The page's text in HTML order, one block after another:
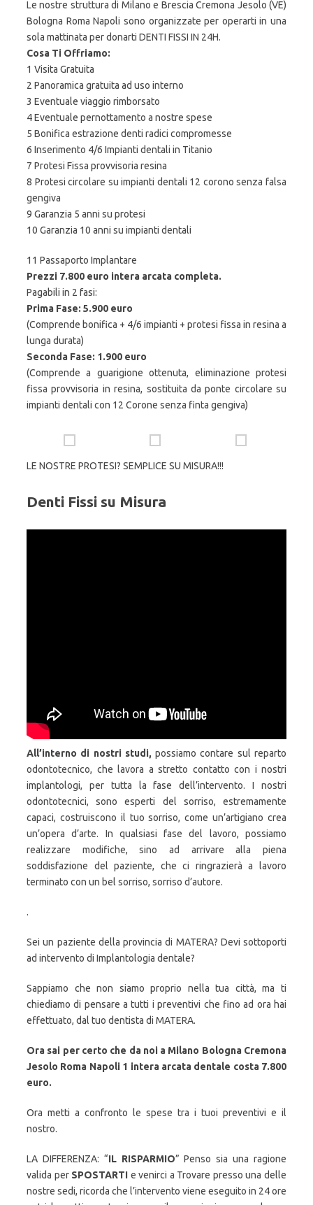
Le nostre struttura di Milano e Brescia Cremona Jesolo (VE)
Bologna Roma Napoli sono organizzate per operarti in una
sola mattinata per donarti DENTI FISSI IN 24H.
Cosa Ti Offriamo:
1 Visita Gratuita
2 Panoramica gratuita ad uso interno
3 Eventuale viaggio rimborsato
4 Eventuale pernottamento a nostre spese
5 Bonifica estrazione denti radici compromesse
6 Inserimento 4/6 Impianti dentali in Titanio
7 Protesi Fissa provvisoria resina
8 Protesi circolare su impianti dentali 12 corono senza falsa
gengiva
9 Garanzia 5 anni su protesi
10 Garanzia 10 anni su impianti dentali
11 Passaporto Implantare
Prezzi 7.800 euro intera arcata completa.
Pagabili in 2 fasi:
Prima Fase: 5.900 euro
(Comprende bonifica + 4/6 impianti + protesi fissa in resina a
lunga durata)
Seconda Fase: 1.900 euro
(Comprende a guarigione ottenuta, eliminazione protesi
fissa provvisoria in resina, sostituita da ponte circolare su
impianti dentali con 12 Corone senza finta gengiva)
LE NOSTRE PROTESI? SEMPLICE SU MISURA!!!
Denti Fissi su Misura
All’interno di nostri studi, possiamo contare sul reparto
odontotecnico, che lavora a stretto contatto con i nostri
implantologi, per tutta la fase dell’intervento. I nostri
odontotecnici, sono esperti del sorriso, estremamente
capaci, costruiscono il tuo sorriso, come un’artigiano crea
un’opera d’arte. In qualsiasi fase del lavoro, possiamo
realizzare modifiche, sino ad arrivare alla piena
soddisfazione del paziente, che ci ringrazierà a lavoro
terminato con un bel sorriso, sorriso d’autore.
.
Sei un paziente della provincia di MATERA? Devi sottoporti
ad intervento di Implantologia dentale?
Sappiamo che non siamo proprio nella tua città, ma ti
chiediamo di pensare a tutti i preventivi che fino ad ora hai
effettuato, dal tuo dentista di MATERA.
Ora sai per certo che da noi a Milano Bologna Cremona
Jesolo Roma Napoli 1 intera arcata dentale costa 7.800
euro.
Ora metti a confronto le spese tra i tuoi preventivi e il
nostro.
LA DIFFERENZA: “IL RISPARMIO” Penso sia una ragione
valida per SPOSTARTI e venirci a Trovare presso una delle
nostre sedi, ricorda che l’intervento viene eseguito in 24 ore